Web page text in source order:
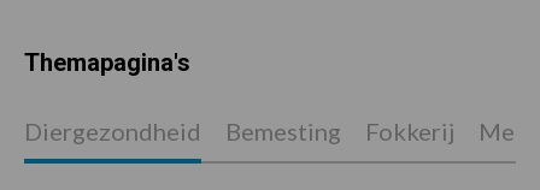
Themapagina's
Diergezondheid Bemesting Fokkerij